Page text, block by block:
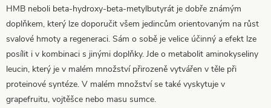
HMB neboli beta-hydroxy-beta-metylbutyrát je dobře známým
doplňkem, který lze doporučit všem jedincům orientovaným na růst
svalové hmoty a regeneraci. Sám o sobě je velice účinný a efekt lze
posílit i v kombinaci s jinými doplňky. Jde o metabolit aminokyseliny
leucin, který je v malém množství přirozeně vytvářen v těle při
proteinové syntéze. V malém množství se také vyskytuje v
grapefruitu, vojtěšce nebo masu sumce.